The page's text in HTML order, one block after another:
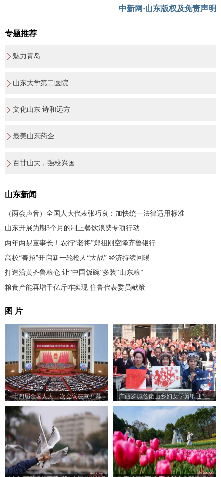
中新网·山东版权及免责声明
专题推荐
魅力青岛
山东大学第二医院
文化山东 诗和远方
最美山东药企
百廿山大，强校兴国
山东新闻
（两会声音）全国人大代表张巧良：加快统一法律适用标准
山东开展为期3个月的制止餐饮浪费专项行动
两年两易董事长！农行“老将”郑祖刚空降齐鲁银行
高校“春招”开启新一轮抢人“大战” 经济持续回暖
打造沿黄齐鲁粮仓 让“中国饭碗”多装“山东粮”
粮食产能再增千亿斤咋实现 住鲁代表委员献策
图 片
十四届全国人大一次会议在京开幕
广西罗城仫佬山乡妇女学剪纸迎“三
八”节